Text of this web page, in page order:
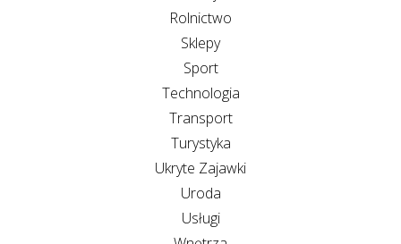
Rolnictwo
Sklepy
Sport
Technologia
Transport
Turystyka
Ukryte Zajawki
Uroda
Usługi